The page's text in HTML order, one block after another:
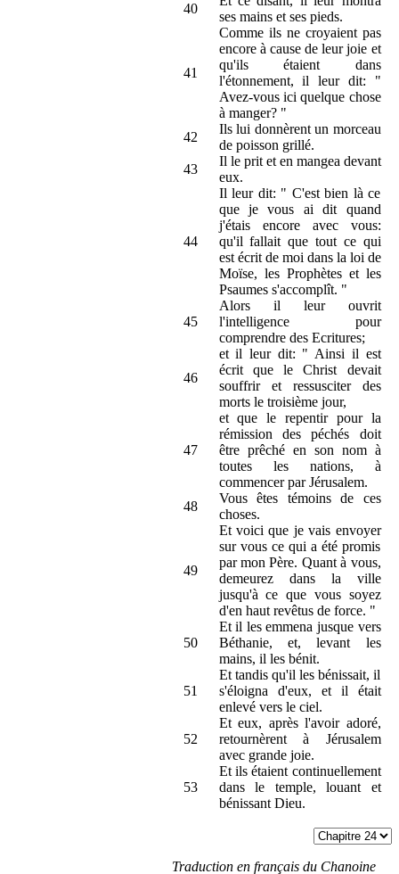
40
ses mains et ses pieds.
41
Comme ils ne croyaient pas
encore à cause de leur joie et
qu'ils étaient dans
l'étonnement, il leur dit: "
Avez-vous ici quelque chose
à manger? "
42
Ils lui donnèrent un morceau
de poisson grillé.
43
Il le prit et en mangea devant
eux.
44
Il leur dit: " C'est bien là ce
que je vous ai dit quand
j'étais encore avec vous:
qu'il fallait que tout ce qui
est écrit de moi dans la loi de
Moïse, les Prophètes et les
Psaumes s'accomplît. "
45
Alors il leur ouvrit
l'intelligence pour
comprendre des Ecritures;
46
et il leur dit: " Ainsi il est
écrit que le Christ devait
souffrir et ressusciter des
morts le troisième jour,
47
et que le repentir pour la
rémission des péchés doit
être prêché en son nom à
toutes les nations, à
commencer par Jérusalem.
48
Vous êtes témoins de ces
choses.
49
Et voici que je vais envoyer
sur vous ce qui a été promis
par mon Père. Quant à vous,
demeurez dans la ville
jusqu'à ce que vous soyez
d'en haut revêtus de force. "
50
Et il les emmena jusque vers
Béthanie, et, levant les
mains, il les bénit.
51
Et tandis qu'il les bénissait, il
s'éloigna d'eux, et il était
enlevé vers le ciel.
52
Et eux, après l'avoir adoré,
retournèrent à Jérusalem
avec grande joie.
53
Et ils étaient continuellement
dans le temple, louant et
bénissant Dieu.
Traduction en français du Chanoine